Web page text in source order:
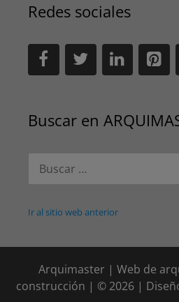
Redes sociales
Buscar en
Ir al sitio web anterior
Arquimaster | Web de
construcción | © 2026 |